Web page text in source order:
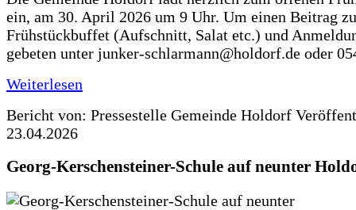
ein, am 30. April 2026 um 9 Uhr. Um einen Beitrag
Frühstückbuffet (Aufschnitt, Salat etc.) und
gebeten unter junker-schlarmann@holdorf.de oder
Weiterlesen
Bericht von: Pressestelle Gemeinde Holdorf
23.04.2026
Georg-Kerschensteiner-Schule auf neunter